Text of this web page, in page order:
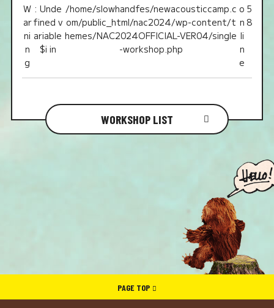
W
ar
ni
n
g
: Unde
fined v
ariable
$i in
/home/slowhandfes/newacousticcamp.c
om/public_html/nac2024/wp-content/t
hemes/NAC2024OFFICIAL-VER04/single
-workshop.php
o
n
li
n
e
5
8
WORKSHOP LIST
PAGE TOP